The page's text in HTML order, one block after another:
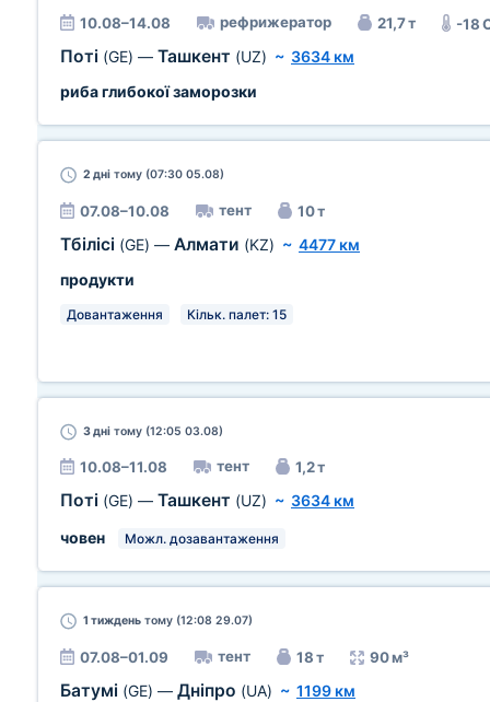
10.08–14.08 рефрижератор 21,7 т -18
Поті (GE) — Ташкент (UZ) ~ 3634 км
риба глибокої заморозки
2 дні тому (07:30 05.08)
07.08–10.08 тент 10 т
Тбілісі (GE) — Алмати (KZ) ~ 4477 км
продукти
Довантаження Кільк. палет: 15
3 дні тому (12:05 03.08)
10.08–11.08 тент 1,2 т
Поті (GE) — Ташкент (UZ) ~ 3634 км
човен
Можл. дозавантаження
1 тиждень тому (12:08 29.07)
07.08–01.09 тент 18 т 90 м³
Батумі (GE) — Дніпро (UA) ~ 1199 км